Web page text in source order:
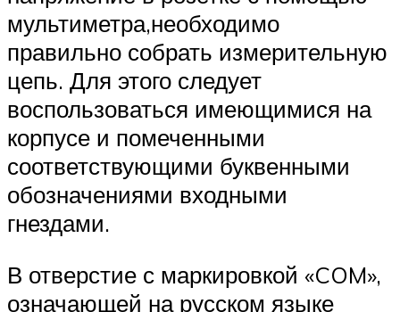
мультиметра,необходимо
правильно собрать измерительную
цепь. Для этого следует
воспользоваться имеющимися на
корпусе и помеченными
соответствующими буквенными
обозначениями входными
гнездами.
В отверстие с маркировкой «COM»,
означающей на русском языке